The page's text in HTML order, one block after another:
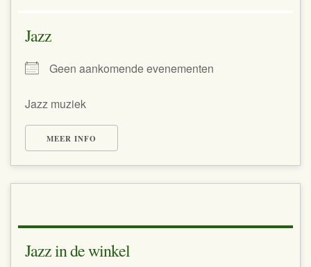
Jazz
Geen aankomende evenementen
Jazz muziek
MEER INFO
Jazz in de winkel